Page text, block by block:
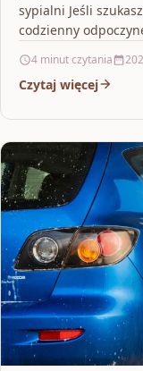
sypialni Jeśli
codzienny
4 minut czytania
Czytaj więcej